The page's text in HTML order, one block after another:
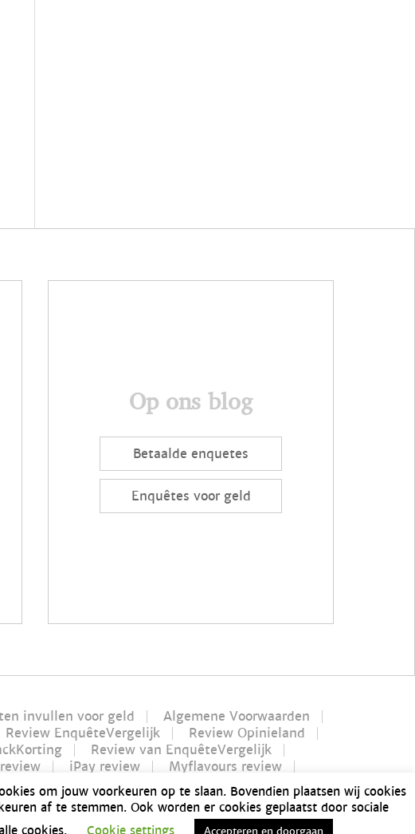
Op ons blog
Betaalde enquetes
Enquêtes voor geld
invullen voor geld
Algemene Voorwaarden
Review EnquêteVergelijk
Review Opinieland
Review van EnquêteVergelijk
iPay review
Myflavours review
Geld verdienen in 1 uur
| Is Bonusway betrouwbaar?
testen Lamellen overkapping Sitemap
om jouw voorkeuren op te slaan. Bovendien plaatsen wij cookies
af te stemmen. Ook worden er cookies geplaatst door sociale
cookies.
Cookie settings Accepteren en doorgaan